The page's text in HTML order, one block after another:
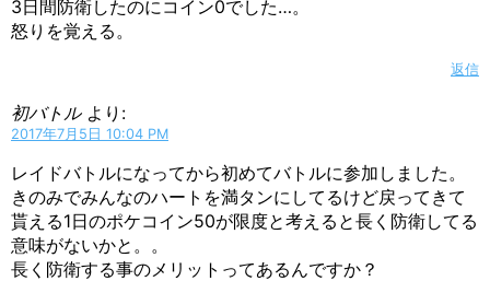
3日間防衛したのにコイン0でした…。
怒りを覚える。
返信
初バトル より:
2017年7月5日 10:04 PM
レイドバトルになってから初めてバトルに参加しました。
きのみでみんなのハートを満タンにしてるけど戻ってきて
貰える1日のポケコイン50が限度と考えると長く防衛してる
意味がないかと。。
長く防衛する事のメリットってあるんですか？